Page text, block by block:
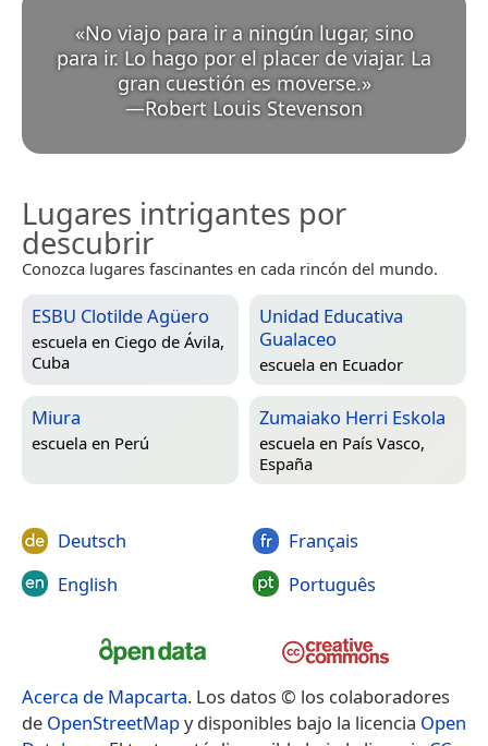
«No viajo para ir a ningún lugar, sino
para ir. Lo hago por el placer de viajar. La
gran cuestión es moverse. »
—Robert Louis Stevenson
Lugares intrigantes por
descubrir
Conozca lugares fascinantes en cada rincón del mundo.
ESBU Clotilde Agüero
escuela en Ciego de Ávila,
Cuba
Unidad Educativa
Gualaceo
escuela en Ecuador
Miura
escuela en Perú
Zumaiako Herri Eskola
escuela en País Vasco,
España
Deutsch
English
Français
Português
Acerca de Mapcarta. Los datos © los colaboradores
de OpenStreetMapy disponibles bajo la licencia Open